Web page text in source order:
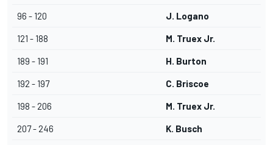
96 - 120 J. Logano
121 - 188 M. Truex Jr.
189 - 191 H. Burton
192 - 197 C. Briscoe
198 - 206 M. Truex Jr.
207 - 246 K. Busch